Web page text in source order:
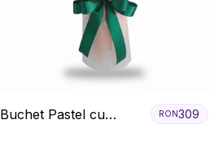
Buchet Pastel cu
RON309